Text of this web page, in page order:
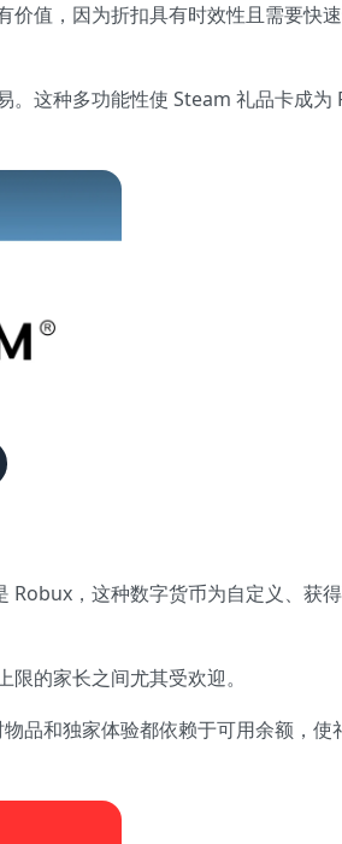
值，因为折扣具有时效性且需要快
这种多功能性使 Steam 礼品卡成为
，这种数字货币为自定义、获
的家长之间尤其受欢迎。
品和独家体验都依赖于可用余额，使